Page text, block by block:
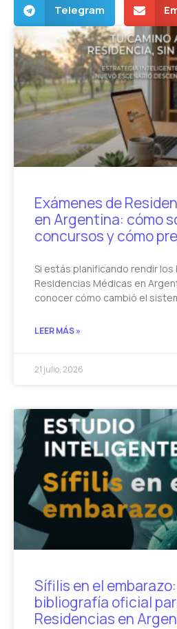
Telegram
Exámenes de
en Argentina: cómo
concursos y cómo
Si estás planificando rendir los
Residencias Médicas en
conocer cómo cambió el
LEER MÁS »
21 julio, 2026
Sífilis en el
bibliografía oficial
Residencias en